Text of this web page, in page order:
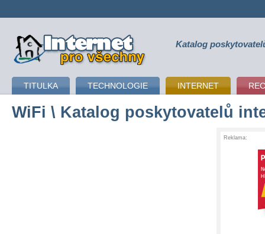
připojení k internetu Katalog
TITULKA TECHNOLOGIE INTERNET
WiFi \ Katalog poskytovatelů
Reklama: